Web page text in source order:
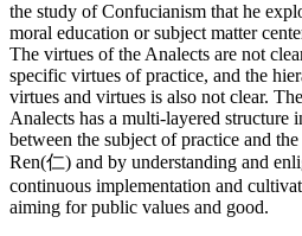
the study of Confucianism that he
moral education or subject matter
The virtues of the Analects are not
specific virtues of practice, and the
virtues and virtues is also not clear.
Analects has a multi-layered structure
between the subject of practice and
Ren(仁) and by understanding and
continuous implementation and
aiming for public values and good.